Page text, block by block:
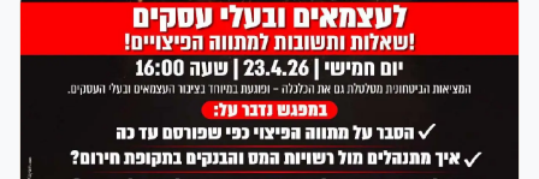
ביטלנו את השימוש החורג
חדש ובחינם לחברי ההתאחדות מערכת נוכחות
Ganapp
קבלת אישור להפעלת מסגרות לפעוטות בגילאי 3-0
חיפוש גני ילדים ומעונות יום חברים בהתאחדות